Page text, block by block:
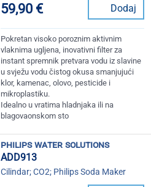
59,90 € Dodaj
Pokretan visoko poroznim aktivnim
vlaknima ugljena, inovativni filter za
instant spremnik pretvara vodu iz slavine
u svježu vodu čistog okusa smanjujući
klor, kamenac, olovo, pesticide i
mikroplastiku.
Idealno u vratima hladnjaka ili na
blagovaonskom sto
philips water solutions
ADD913
Cilindar; CO2; Philips Soda Maker